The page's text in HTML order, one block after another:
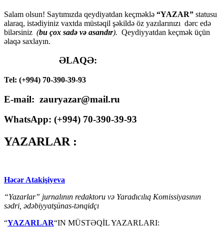
Salam olsun! Saytımızda qeydiyatdan keçməklə “YAZAR” statusu
alaraq, istədiyiniz vaxtda müstəqil şəkildə öz yazılarınızı dərc edə
bilərsiniz (bu çox sadə və asandır). Qeydiyyatdan keçmək üçün
əlaqə saxlayın.
ƏLAQƏ:
Tel: (+994) 70-390-39-93
E-mail: zauryazar@mail.ru
WhatsApp: (+994) 70-390-39-93
YAZARLAR :
Həcər Atakişiyeva
“Yazarlar” jurnalının redaktoru və Yaradıcılıq Komissiyasının
sədri, ədəbiyyatşünas-tənqidçı
“YAZARLAR“IN MÜSTƏQİL YAZARLARI: